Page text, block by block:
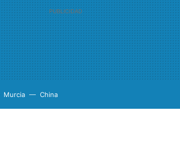
Murcia China